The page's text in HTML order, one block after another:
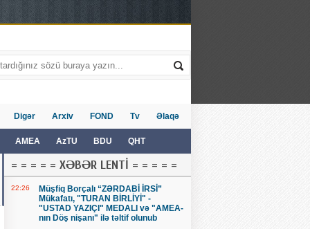
AMEA AzTU BDU QHT
Digər Arxiv FOND Tv Əlaqə
= = = = = XƏBƏR LENTİ = = = = =
22:26
Müşfiq Borçalı “ZƏRDABİ İRSİ”
Mükafatı, "TURAN BİRLİYİ" -
"USTAD YAZIÇI" MEDALI və "AMEA-
nın Döş nişanı" ilə təltif olunub